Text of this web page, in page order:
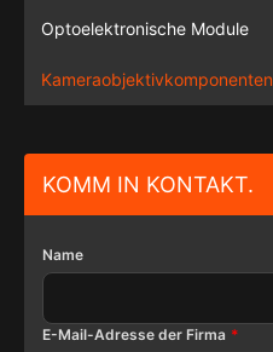
Überwachungskamera
Fahrzeugkamera
Optoelektronische Module
Kameraobjektivkomponenten
KOMM IN KONTAKT.
Name
E-Mail-Adresse der Firma *